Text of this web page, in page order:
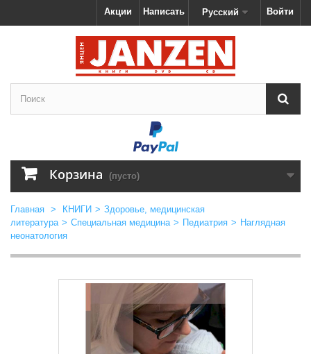
Войти
Русский
Написать
Акции
Корзина (пусто)
Главная > КНИГИ > Здоровье, медицинская
литература > Специальная медицина > Педиатрия > Наглядная
неонатология